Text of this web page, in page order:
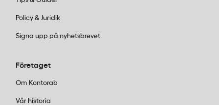
Policy & Juridik
Signa upp på nyhetsbrevet
Företaget
Om Kontorab
Vår historia